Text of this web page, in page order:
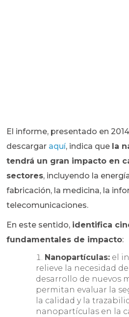
El informe, presentado en
descargar aquí, indica que la
tendrá un gran impacto en
sectores, incluyendo la
fabricación, la medicina, la
telecomunicaciones.
En este sentido, identifica
fundamentales de impacto:
Nanopartículas: el
relieve la necesidad
desarrollo de nuevos
permitan evaluar la
la calidad y la
nanopartículas en la